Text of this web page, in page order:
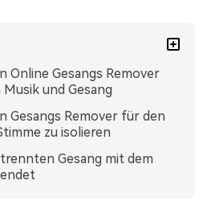
Online Gesangs Remover
und Gesang
Gesangs Remover für den
zu isolieren
Gesang mit dem